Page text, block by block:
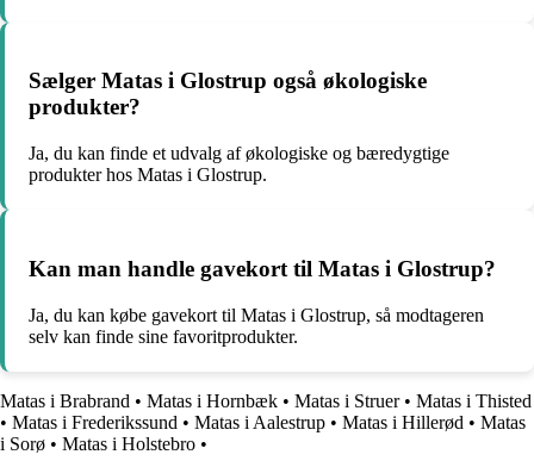
Sælger Matas i Glostrup også økologiske
produkter?
Ja, du kan finde et udvalg af økologiske og bæredygtige
produkter hos Matas i Glostrup.
Kan man handle gavekort til Matas i Glostrup?
Ja, du kan købe gavekort til Matas i Glostrup, så modtageren
selv kan finde sine favoritprodukter.
Matas i Brabrand • Matas i Hornbæk • Matas i Struer• Matas i Thisted
• Matas i Frederikssund • Matas i Aalestrup • Matas i Hillerød • Matas
i Sorø • Matas i Holstebro •